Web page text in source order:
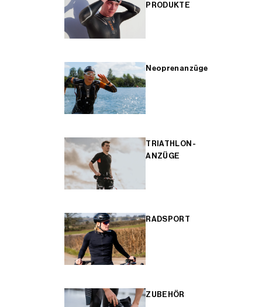
PRODUKTE
Neoprenanzüge
TRIATHLON-
ANZÜGE
RADSPORT
ZUBEHÖR